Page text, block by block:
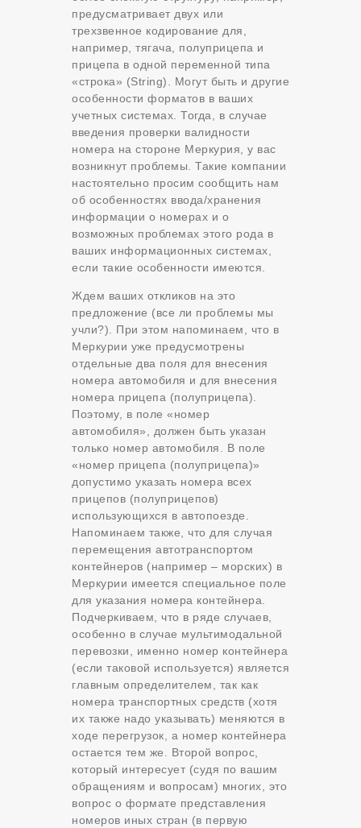
предусматривает двух или
трехзвенное кодирование для,
например, тягача, полуприцепа и
прицепа в одной переменной типа
«строка» (String). Могут быть и другие
особенности форматов в ваших
учетных системах. Тогда, в случае
введения проверки валидности
номера на стороне Меркурия, у вас
возникнут проблемы. Такие компании
настоятельно просим сообщить нам
об особенностях ввода/хранения
информации о номерах и о
возможных проблемах этого рода в
ваших информационных системах,
если такие особенности имеются.
Ждем ваших откликов на это
предложение (все ли проблемы мы
учли?). При этом напоминаем, что в
Меркурии уже предусмотрены
отдельные два поля для внесения
номера автомобиля и для внесения
номера прицепа (полуприцепа).
Поэтому, в поле «номер
автомобиля», должен быть указан
только номер автомобиля. В поле
«номер прицепа (полуприцепа)»
допустимо указать номера всех
прицепов (полуприцепов)
использующихся в автопоезде.
Напоминаем также, что для случая
перемещения автотранспортом
контейнеров (например – морских) в
Меркурии имеется специальное поле
для указания номера контейнера.
Подчеркиваем, что в ряде случаев,
особенно в случае мультимодальной
перевозки, именно номер контейнера
(если таковой используется) является
главным определителем, так как
номера транспортных средств (хотя
их также надо указывать) меняются в
ходе перегрузок, а номер контейнера
остается тем же. Второй вопрос,
который интересует (судя по вашим
обращениям и вопросам) многих, это
вопрос о формате представления
номеров иных стран (в первую